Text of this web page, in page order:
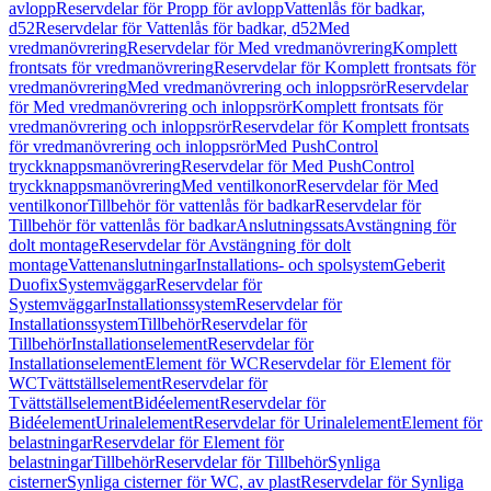
avloppReservdelar för Propp för avloppVattenlås för badkar,
d52Reservdelar för Vattenlås för badkar, d52Med
vredmanövreringReservdelar för Med vredmanövreringKomplett
frontsats för vredmanövreringReservdelar för Komplett frontsats för
vredmanövreringMed vredmanövrering och inloppsrörReservdelar
för Med vredmanövrering och inloppsrörKomplett frontsats för
vredmanövrering och inloppsrörReservdelar för Komplett frontsats
för vredmanövrering och inloppsrörMed PushControl
tryckknappsmanövreringReservdelar för Med PushControl
tryckknappsmanövreringMed ventilkonorReservdelar för Med
ventilkonorTillbehör för vattenlås för badkarReservdelar för
Tillbehör för vattenlås för badkarAnslutningssatsAvstängning för
dolt montageReservdelar för Avstängning för dolt
montageVattenanslutningarInstallations- och spolsystemGeberit
DuofixSystemväggarReservdelar för
SystemväggarInstallationssystemReservdelar för
InstallationssystemTillbehörReservdelar för
TillbehörInstallationselementReservdelar för
InstallationselementElement för WCReservdelar för Element för
WCTvättställselementReservdelar för
TvättställselementBidéelementReservdelar för
BidéelementUrinalelementReservdelar för UrinalelementElement för
belastningarReservdelar för Element för
belastningarTillbehörReservdelar för TillbehörSynliga
cisternerSynliga cisterner för WC, av plastReservdelar för Synliga